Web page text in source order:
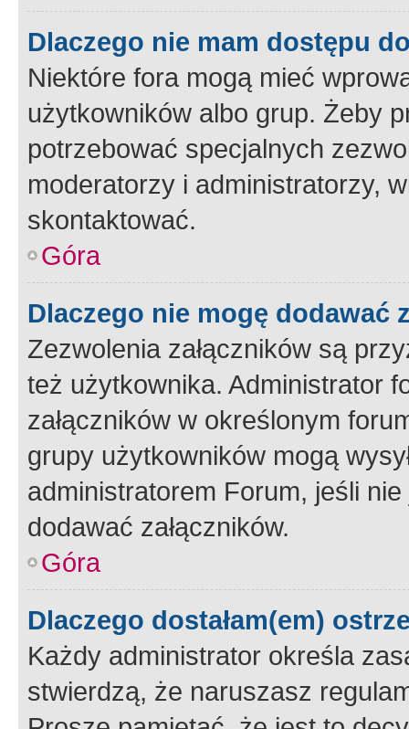
Dlaczego nie mam dostępu
Niektóre fora mogą mieć
użytkowników albo grup. Żeby
potrzebować specjalnych
moderatorzy i administratorzy,
skontaktować.
Góra
Dlaczego nie mogę dodawać
Zezwolenia załączników są
też użytkownika. Administrator
załączników w określonym
grupy użytkowników mogą
administratorem Forum, jeśli
dodawać załączników.
Góra
Dlaczego dostałam(em)
Każdy administrator określa
stwierdzą, że naruszasz